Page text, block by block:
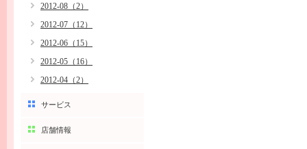
2012-08（2）
2012-07（12）
2012-06（15）
2012-05（16）
2012-04（2）
サービス
店舗情報